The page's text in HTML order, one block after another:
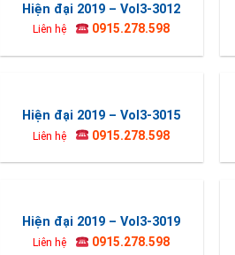
Hiện đại 2019 – Vol3-3012
Liên hệ 0915.278.598
Hiện đại 2019 – Vol3-3015
Liên hệ 0915.278.598
Hiện đại 2019 – Vol3-3019
Liên hệ 0915.278.598